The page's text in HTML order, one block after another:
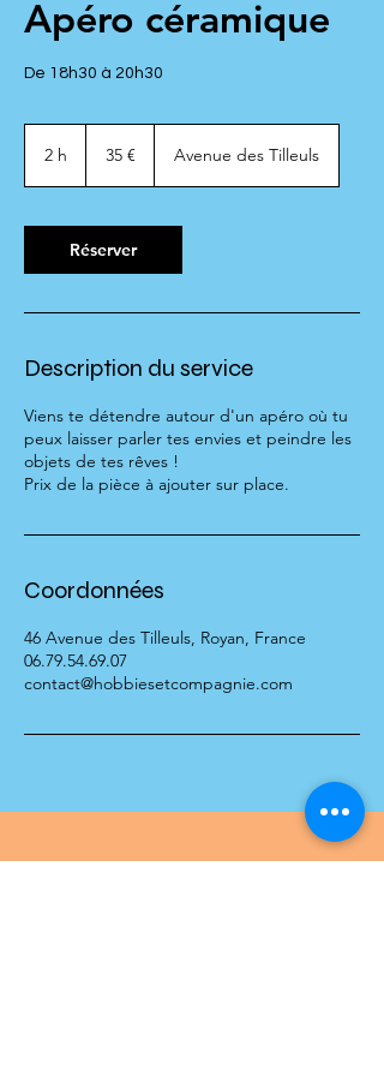
Apéro céramique
De 18h30 à 20h30
2 h 35 € Avenue des Tilleuls
Réserver
Description du service
Viens te détendre autour d'un apéro où tu
peux laisser parler tes envies et peindre les
objets de tes rêves !
Prix de la pièce à ajouter sur place.
Coordonnées
46 Avenue des Tilleuls, Royan, France
06.79.54.69.07
contact@hobbiesetcompagnie.com